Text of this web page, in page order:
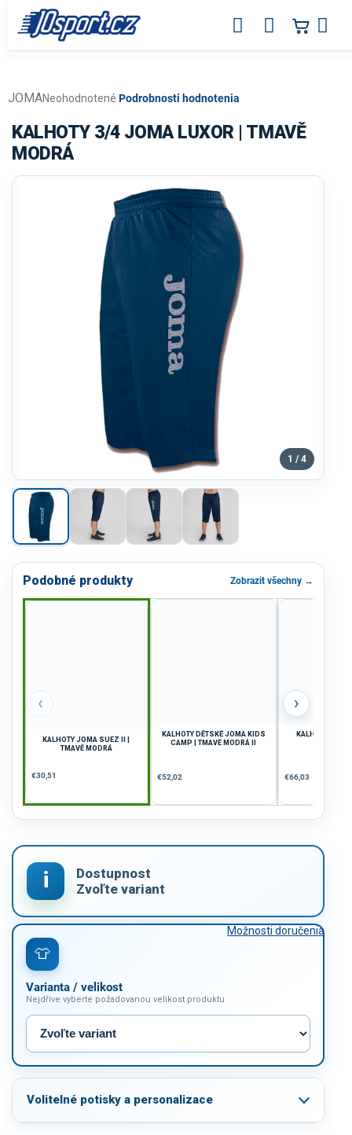
obsah
Priemerné
produktu
je
0,0
Neohodnotené Podrobnosti hodnotenia
JOMA
KALHOTY 3/4 JOMA LUXOR | TMAVĚ
MODRÁ
1 / 4
Podobné produkty Zobrazit všechny →
‹
KALHOTY JOMA SUEZ II |
TMAVĚ MODRÁ
€30,51
KALHOTY DĚTSKÉ JOMA KIDS
CAMP | TMAVĚ MODRÁ II
€52,02
KALHOTY
€66,03
›
Varianta / velikost
Nejdříve vyberte požadovanou velikost produktu
Volitelné potisky a personalizace
Možnosti doručenia